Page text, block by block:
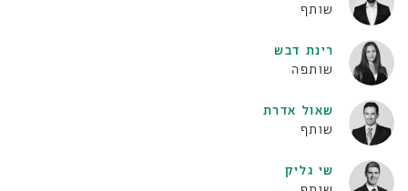
שותף
רינת דבש
שותפה
שאול אדרת
שותף
שי גליק